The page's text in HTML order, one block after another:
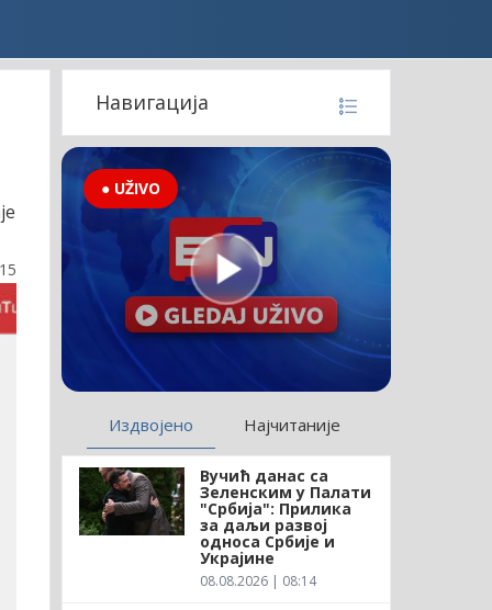
Навигација
● UŽIVO
Издвојено Најчитаније
Вучић данас са
Зеленским у Палати
"Србија": Прилика
за даљи развој
односа Србије и
Украјине
08.08.2026 | 08:14